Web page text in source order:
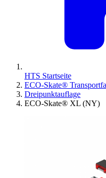
HTS Startseite
ECO-Skate®
Dreipunktauflage
ECO-Skate® XL (NY)